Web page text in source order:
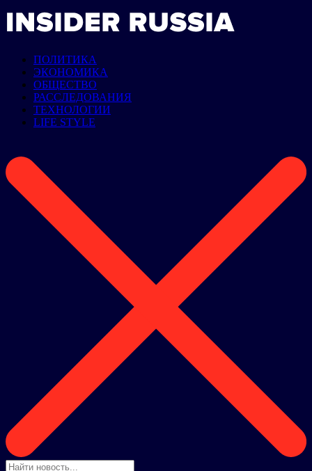
ПОЛИТИКА
ЭКОНОМИКА
ОБЩЕСТВО
РАССЛЕДОВАНИЯ
ТЕХНОЛОГИИ
LIFE STYLE